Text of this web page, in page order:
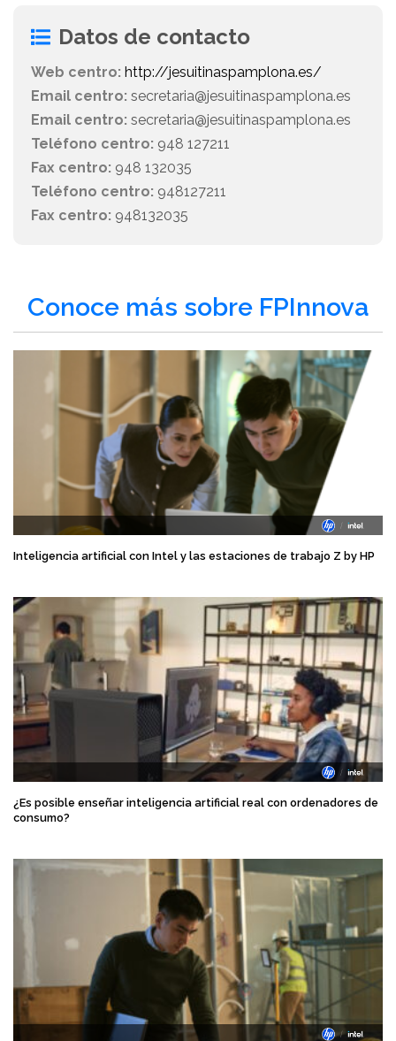
Datos de contacto
Web centro: http://jesuitinaspamplona.es/
Email centro: secretaria@jesuitinaspamplona.es
Email centro: secretaria@jesuitinaspamplona.es
Teléfono centro: 948 127211
Fax centro: 948 132035
Teléfono centro: 948127211
Fax centro: 948132035
Conoce más sobre FPInnova
Inteligencia artificial con Intel y las estaciones de trabajo Z by HP
¿Es posible enseñar inteligencia artificial real con ordenadores de
consumo?